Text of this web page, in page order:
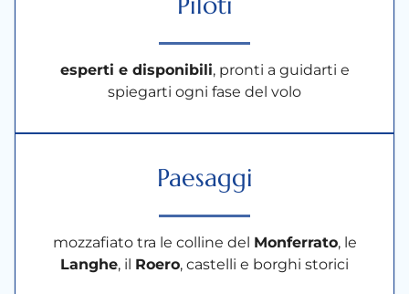
esperti e disponibili, pronti a guidarti e
spiegarti ogni fase del volo
Paesaggi
mozzafiato tra le colline del Monferrato, le
Langhe, il Roero, castelli e borghi storici